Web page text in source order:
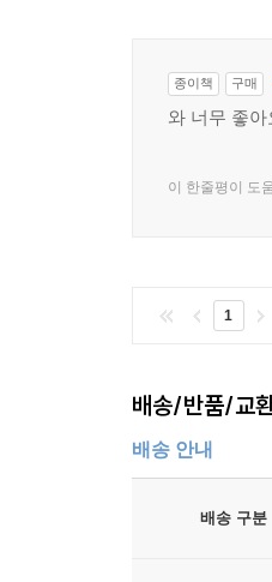
종이책 구매
와 너무 좋
이 한줄평이 도
1
배송/반품/교
배송 안내
배송 구분